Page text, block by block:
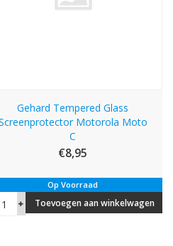
Gehard Tempered Glass
Motorola Moto
C
€8,95
Op Voorraad
Toevoegen aan winkelwagen